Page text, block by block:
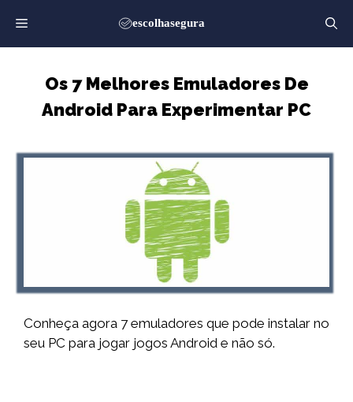
para
o
Os 7 Melhores Emuladores De
Android Para Experimentar PC
Conheça agora 7 emuladores que pode instalar no
seu PC para jogar jogos Android e não só.